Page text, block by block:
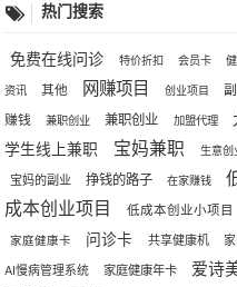
热门搜索
免费在线问诊 特价折扣 会员卡
资讯 其他 网赚项目 创业项目
赚钱
兼职创业 兼职创业 加盟代理
学生线上兼职
宝妈兼职 生意创
宝妈的副业 挣钱的路子 在家赚钱
成本创业项目
低成本创业小项目
家庭健康卡 问诊卡 共享健康机
AI慢病管理系统
家庭健康年卡
爱诗